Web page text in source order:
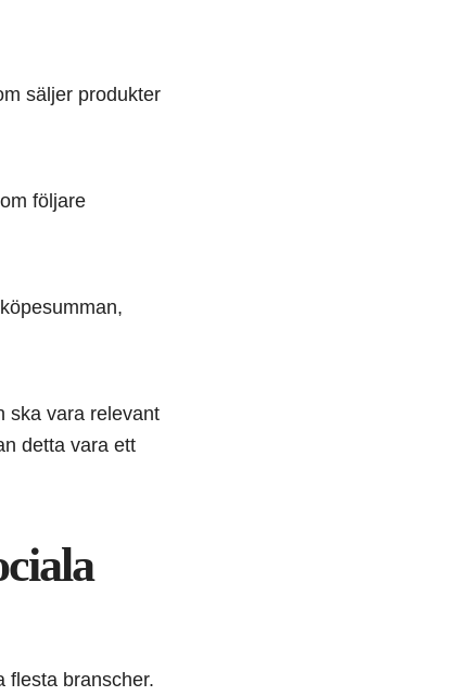
säljer produkter
följare
ska vara relevant
detta vara ett
flesta branscher.